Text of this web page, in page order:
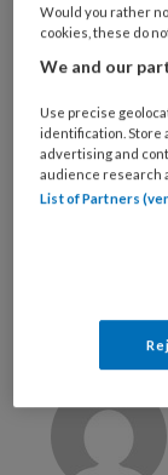
Would you rather
cookies, these do
We and our
Use precise
identification. Store
advertising and
audience research
List of Partners